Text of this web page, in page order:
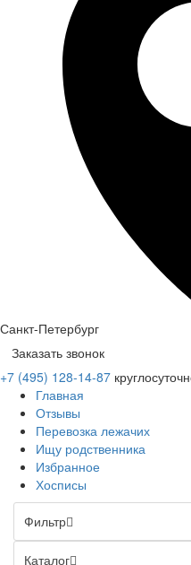
Санкт-Петербург
Заказать звонок
+7 (495) 128-14-87
Главная
Отзывы
Перевозка лежачих
Ищу родственника
Избранное
Хосписы
Фильтр
Каталог